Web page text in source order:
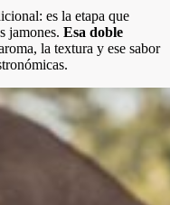
es la etapa que
jamones. Esa doble
la textura y ese sabor